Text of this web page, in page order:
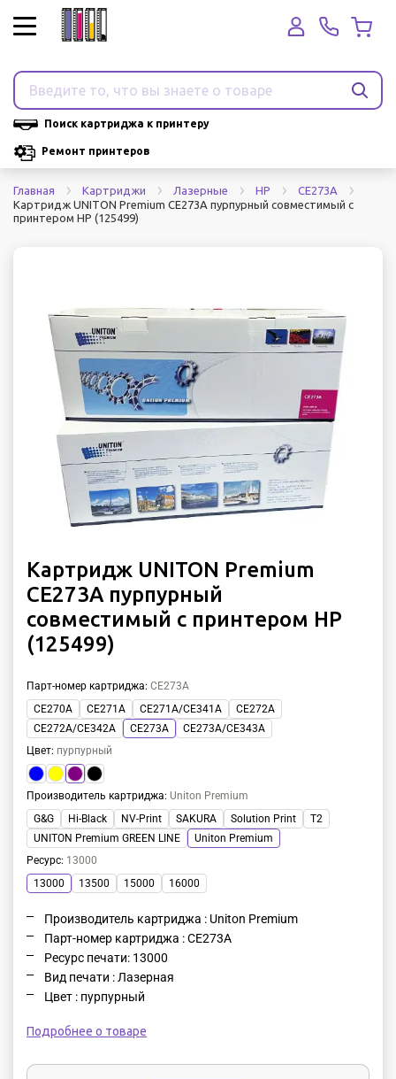
Поиск картриджа к принтеру
Ремонт принтеров
Главная Картриджи Лазерные HP
CE273A
Картридж UNITON Premium CE273A пурпурный совместимый с
принтером HP (125499)
Картридж UNITON Premium
CE273A пурпурный
совместимый с принтером HP
(125499)
Парт-номер картриджа: CE273A
CE270A
CE271A CE271A/CE341A
CE272A
CE272A/CE342A
CE273A
CE273A/CE343A
Цвет: пурпурный
Производитель картриджа: Uniton Premium
G&G
Hi-Black NV-Print SAKURA Solution Print
T2
UNITON Premium GREEN LINE
Uniton Premium
Ресурс: 13000
13000
13500 15000 16000
Производитель картриджа : Uniton Premium
Парт-номер картриджа : CE273A
Ресурс печати: 13000
Вид печати : Лазерная
Цвет : пурпурный
Подробнее о товаре